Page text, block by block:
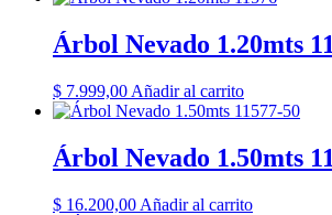
Árbol Nevado 1.20mts
$ 7.999,00 Añadir al carrito
Árbol Nevado 1.50mts
$ 16.200,00 Añadir al carrito